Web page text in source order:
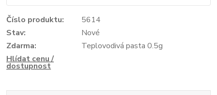
Číslo produktu:
5614
Stav:
Nové
Zdarma:
Teplovodivá pasta 0.5g
Hlídat cenu /
dostupnost